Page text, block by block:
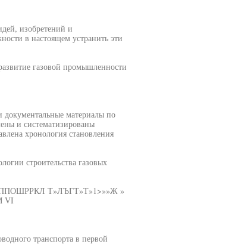
изобретений и
в настоящем устранить эти
газовой промышленности
материалы по
и систематизированы
хронология становления
строительства газовых
Т»ЛЪГТ»Т»1>»»Ж »
VI
транспорта в первой